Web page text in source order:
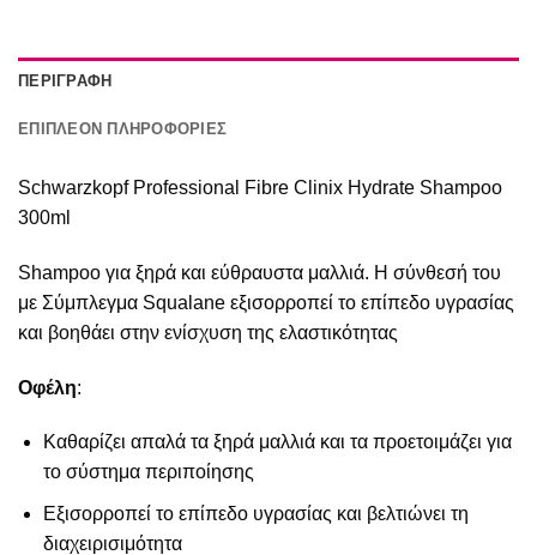
ΠΕΡΙΓΡΑΦΉ
ΕΠΙΠΛΈΟΝ ΠΛΗΡΟΦΟΡΊΕΣ
Schwarzkopf Professional Fibre Clinix Hydrate Shampoo
300ml
Shampoo για ξηρά και εύθραυστα μαλλιά. Η σύνθεσή του
με Σύμπλεγμα Squalane εξισορροπεί το επίπεδο υγρασίας
και βοηθάει στην ενίσχυση της ελαστικότητας
Οφέλη:
Καθαρίζει απαλά τα ξηρά μαλλιά και τα προετοιμάζει για
το σύστημα περιποίησης
Εξισορροπεί το επίπεδο υγρασίας και βελτιώνει τη
διαχειρισιμότητα